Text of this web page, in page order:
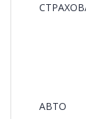
АВТО